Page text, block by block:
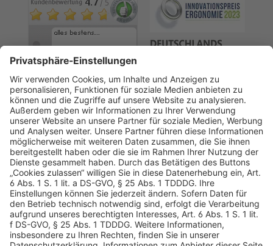
AGB Datenschutz
Impressum
Sicherheitshinweis
Compliance